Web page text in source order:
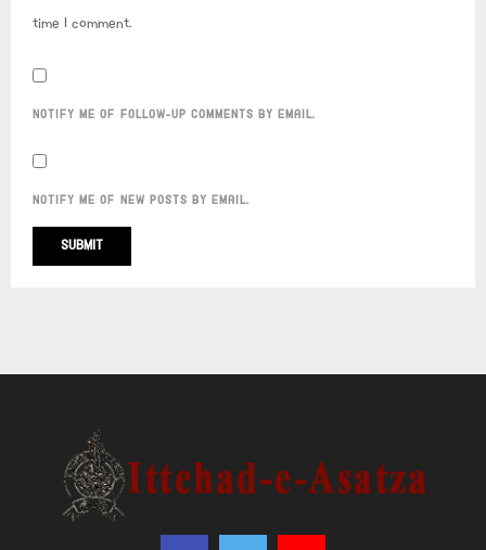
time I comment.
NOTIFY ME OF FOLLOW-UP COMMENTS BY EMAIL.
NOTIFY ME OF NEW POSTS BY EMAIL.